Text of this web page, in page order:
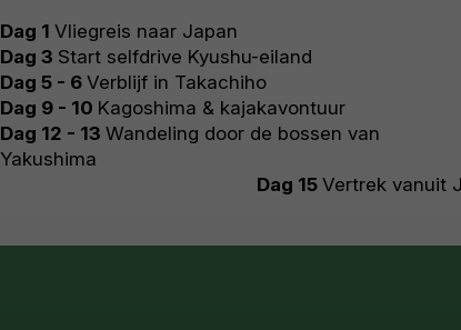
Dag 1Vliegreis naar Japan
Dag 3 Start selfdrive Kyushu-eiland
Dag 5 - 6Verblijf in Takachiho
Dag 9 - 10 Kagoshima & kajakavontuur
Dag 12 - 13Wandeling door de bossen van
Yakushima
Dag 15 Vertrek vanuit